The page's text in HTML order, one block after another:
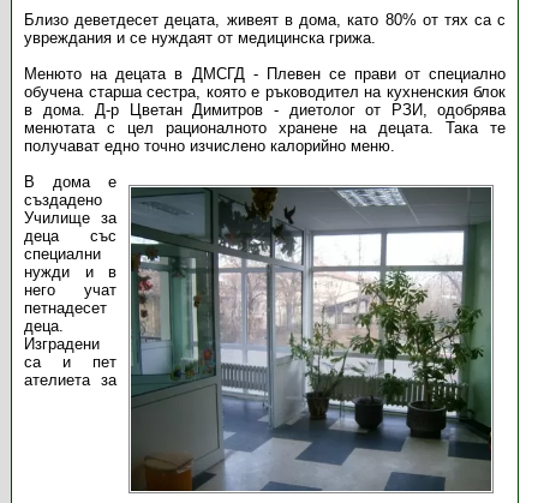
Близо деветдесет децата, живеят в дома, като 80% от тях са с
увреждания и се нуждаят от медицинска грижа.
Менюто на децата в ДМСГД - Плевен се прави от специално
обучена старша сестра, която е ръководител на кухненския блок
в дома. Д-р Цветан Димитров - диетолог от РЗИ, одобрява
менютата с цел рационалното хранене на децата. Така те
получават едно точно изчислено калорийно меню.
В дома е
създадено
Училище за
деца със
специални
нужди и в
него учат
петнадесет
деца.
Изградени
са и пет
ателиета за